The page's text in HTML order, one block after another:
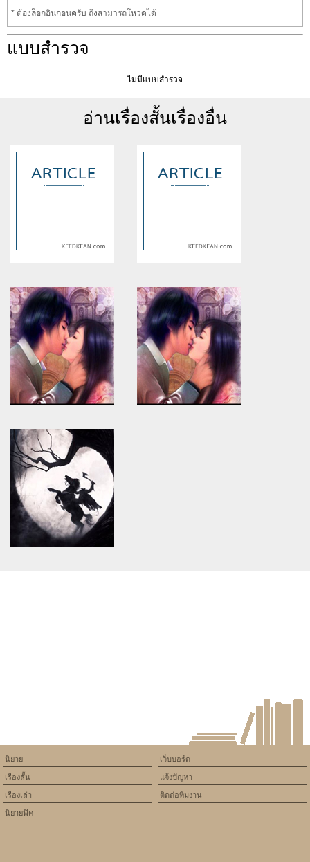
* ต้องล็อกอินก่อนครับ ถึงสามารถโหวดได้
แบบสำรวจ
ไม่มีแบบสำรวจ
อ่านเรื่องสั้นเรื่องอื่น
Warning: Use of undefined
constant article_topic -
assumed 'article_topic' (this
will throw an Error in a future
version of PHP) in
/home/keedkean/domains/keedkean.com/public_html/include/article/
on line534
Jiliphi: Your Passport to
Endless Fun-tasy Worlds
Warning: Use of undefined
constant article_topic -
assumed 'article_topic' (this
will throw an Error in a future
version of PHP) in
/home/keedkean/domains/
on line534
PH11: Where Fun and
Creativity Shake Hands
Warning: Use of undefined
constant article_topic -
assumed 'article_topic' (this
will throw an Error in a future
version of PHP) in
/home/keedkean/domains/keedkean.com/public_html/include/article/
on line534
Experience Tremendous Love
from Kolkata Escorts!
เว็บบอร์ด
แจ้งปัญหา
ติดต่อทีมงาน
นิยาย
เรื่องสั้น
เรื่องเล่า
นิยายฟิค